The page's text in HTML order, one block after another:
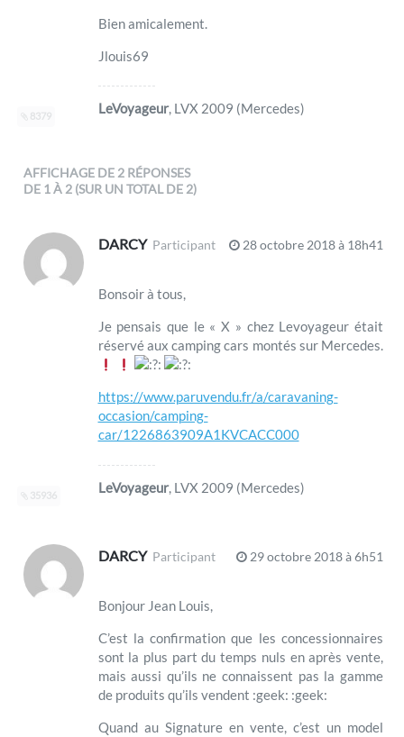
8379
Bien amicalement.
Jlouis69
LeVoyageur, LVX 2009 (Mercedes)
AFFICHAGE DE 2 RÉPONSES
DE 1 À 2 (SUR UN TOTAL DE 2)
28 octobre 2018 à 18h41
DARCY Participant
35936
Bonsoir à tous,
Je pensais que le « X » chez Levoyageur était
réservé aux camping cars montés sur Mercedes.
:
:
https://www.paruvendu.fr/a/caravaning-
occasion/camping-
car/1226863909A1KVCACC000
LeVoyageur, LVX 2009 (Mercedes)
29 octobre 2018 à 6h51
DARCY Participant
Bonjour Jean Louis,
C’est la confirmation que les concessionnaires
sont la plus part du temps nuls en après vente,
mais aussi qu’ils ne connaissent pas la gamme
de produits qu’ils vendent :geek: :geek:
Quand au Signature en vente, c’est un model